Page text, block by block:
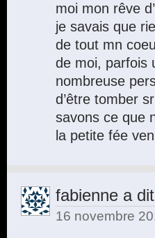
moi mon rêve
je savais que
de tout mn
de moi, parfois
nombreuse
d’être tomber
savons ce que
la petite fée
fabienne a
16 novembre